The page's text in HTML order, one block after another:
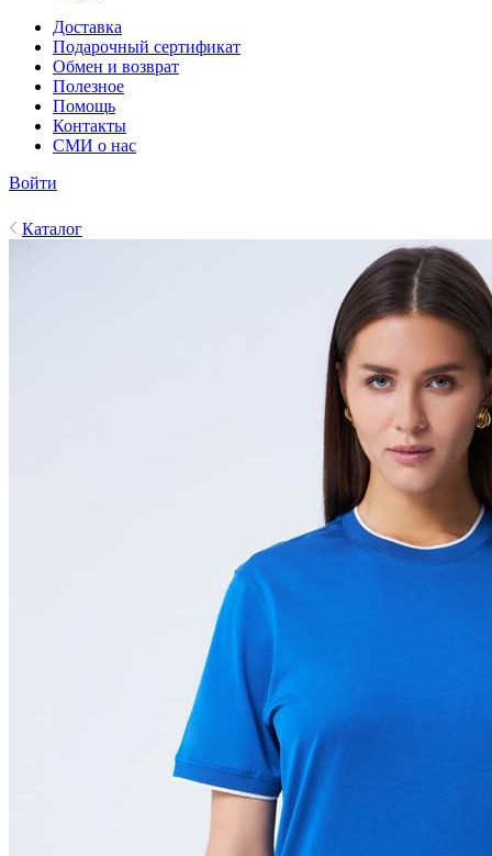
Доставка
Подарочный сертификат
Обмен и возврат
Полезное
Помощь
Контакты
СМИ о нас
Войти
Каталог